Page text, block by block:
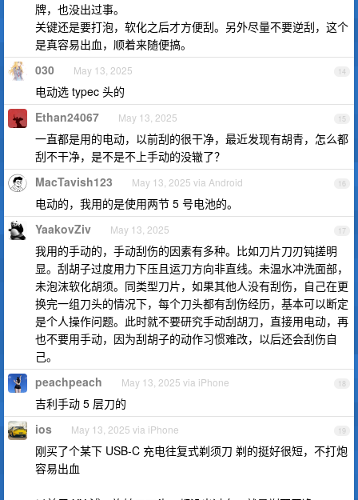
牌，也没出过事。
关键还是要打泡，软化之后才方便刮。另外尽量不要逆刮，这个
是真容易出血，顺着来随便搞。
14
030 May 13, 2025
电动选 typec 头的
15
Ethan24067 May 13, 2025
一直都是用的电动，以前刮的很干净，最近发现有胡青，怎么都
刮不干净，是不是不上手动的没辙了？
16
MacTavish123 May 13, 2025 via Android
电动的，我用的是使用两节 5 号电池的。
17
YaakovZiv May 13, 2025
我用的手动的，手动刮伤的因素有多种。比如刀片刀刃钝搓明
显。刮胡子过度用力下压且运刀方向非直线。未温水冲洗面部，
未泡沫软化胡须。同类型刀片，如果其他人没有刮伤，自己在更
换完一组刀头的情况下，每个刀头都有刮伤经历，基本可以断定
是个人操作问题。此时就不要研究手动刮胡刀，直接用电动，再
也不要用手动，因为刮胡子的动作习惯难改，以后还会刮伤自
己。
18
peachpeach May 13, 2025 via iPhone
吉利手动 5 层刀的
19
ios May 13, 2025 via iPhone
刚买了个某下 USB-C 充电往复式剃须刀 剃的挺好很短，不打炮
容易出血